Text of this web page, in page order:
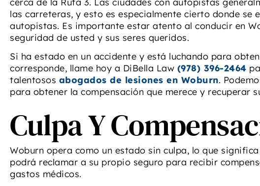
las carreteras, y esto es especialmente cierto donde se
autopistas. Es importante estar atento al conducir en
seguridad de usted y sus seres queridos.
Si ha estado en un accidente y está luchando para
corresponde, llame hoy a DiBella Law (978) 396-2464
talentosos abogados de lesiones en Woburn.
para obtener la compensación que merece y recuperar
Culpa Y
Woburn opera como un estado sin culpa, lo que
podrá reclamar a su propio seguro para recibir
gastos médicos.